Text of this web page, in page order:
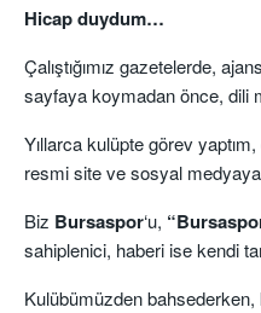
Hicap duydum…
Çalıştığımız gazetelerde,
sayfaya koymadan önce, dili
Yıllarca kulüpte görev
resmi site ve sosyal
Biz Bursaspor‘u,
sahiplenici, haberi ise kendi
Kulübümüzden